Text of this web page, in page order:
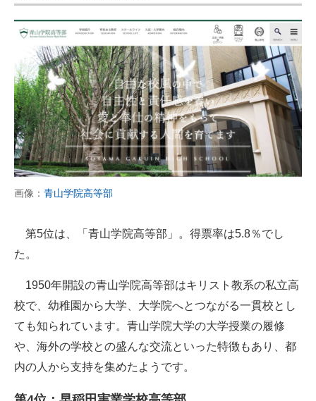
画像： 青山学院高等部
第5位は、「青山学院高等部」。得票率は5.8％でし
た。
1950年開設の青山学院高等部はキリスト教系の私立高
校で、幼稚園から大学、大学院へとつながる一貫校とし
ても知られています。青山学院大学の大学授業の履修
や、海外の学校との盛んな交流といった特徴もあり、都
内の人から支持を集めたようです。